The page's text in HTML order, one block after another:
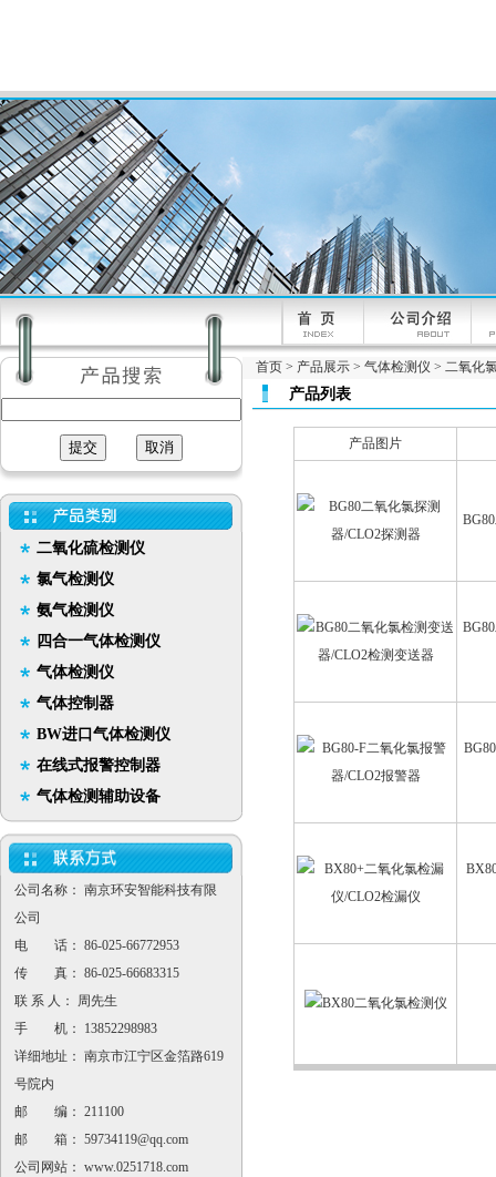
二氧化硫检测仪
氯气检测仪
氨气检测仪
四合一气体检测仪
气体检测仪
气体控制器
BW进口气体检测仪
在线式报警控制器
气体检测辅助设备
公司名称： 南京环安智能科技有限
公司
电 话： 86-025-66772953
传 真： 86-025-66683315
联 系 人： 周先生
手 机： 13852298983
详细地址： 南京市江宁区金箔路619
号院内
邮 编： 211100
邮 箱： 59734119@qq.com
公司网站： www.0251718.com
首页 > 产品展示 > 气体检测仪 > 二氧化
产品列表
产品图片